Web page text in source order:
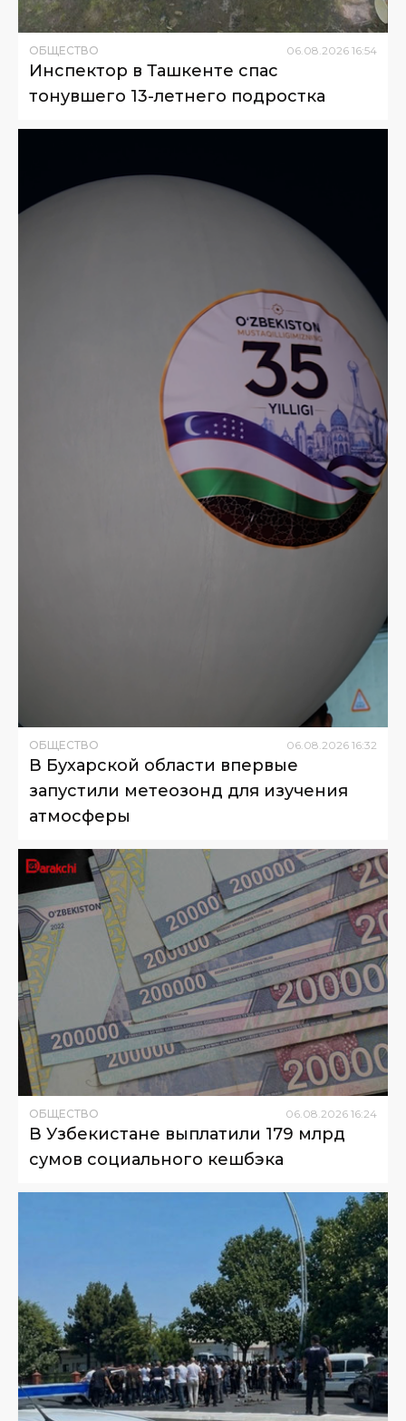
ОБЩЕСТВО 06.08.2026 16:54
Инспектор в Ташкенте спас
тонувшего 13-летнего подростка
ОБЩЕСТВО 06 08 2026 16:32
В Бухарской области впервые
запустили метеозонд для изучения
атмосферы
ОБЩЕСТВО 06.08.2026 16:24
В Узбекистане выплатили 179 млрд
сумов социального кешбэка